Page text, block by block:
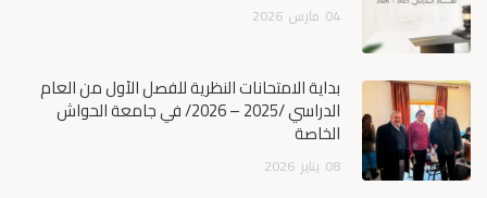
04 مارس 2026
بداية الامتحانات النظرية للفصل الأول من العام
الدراسي /2025 – 2026/ في جامعة الحواش
الخاصة
08 يناير 2026